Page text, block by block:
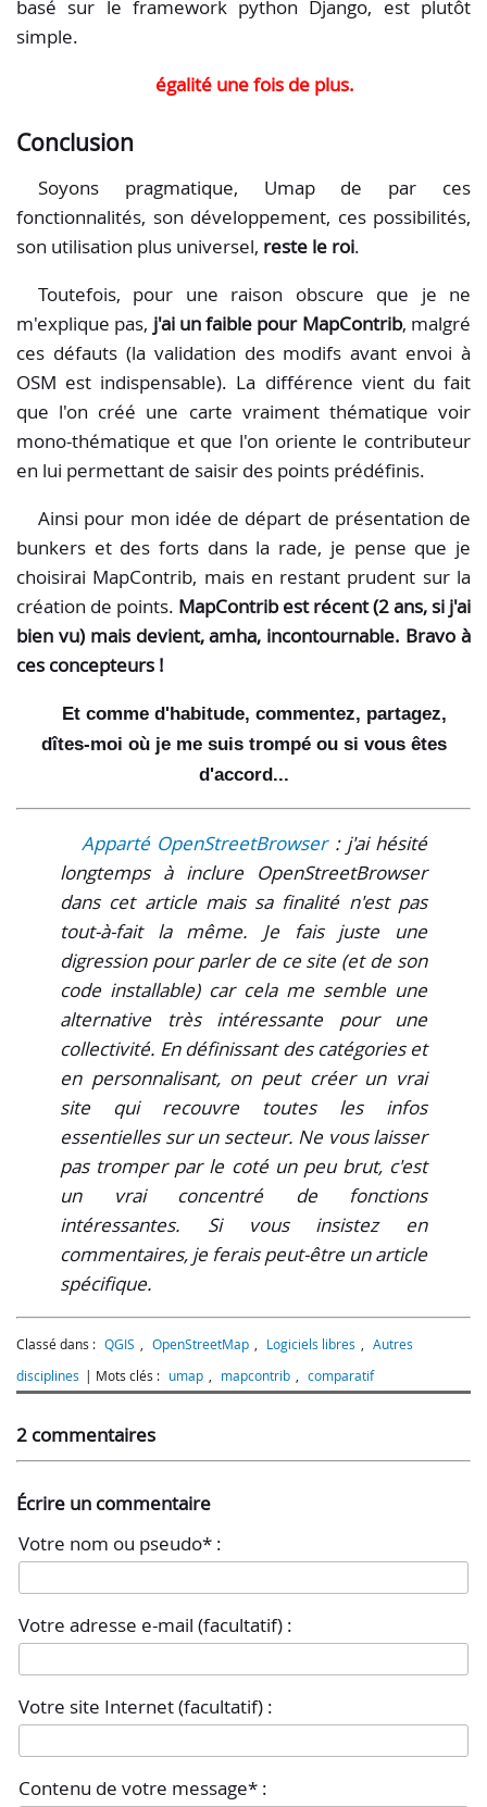
basé sur le framework python Django, est plutôt
simple.
égalité une fois de plus.
Conclusion
Soyons pragmatique, Umap de par ces
fonctionnalités, son développement, ces possibilités,
son utilisation plus universel, reste le roi.
Toutefois, pour une raison obscure que je ne
m'explique pas, j'ai un faible pour MapContrib, malgré
ces défauts (la validation des modifs avant envoi à
OSM est indispensable). La différence vient du fait
que l'on créé une carte vraiment thématique voir
mono-thématique et que l'on oriente le contributeur
en lui permettant de saisir des points prédéfinis.
Ainsi pour mon idée de départ de présentation de
bunkers et des forts dans la rade, je pense que je
choisirai MapContrib, mais en restant prudent sur la
création de points. MapContrib est récent (2 ans, si j'ai
bien vu) mais devient, amha, incontournable. Bravo à
ces concepteurs !
Et comme d'habitude, commentez, partagez,
dîtes-moi où je me suis trompé ou si vous êtes
d'accord...
Apparté OpenStreetBrowser: j'ai hésité
longtemps à inclure OpenStreetBrowser
dans cet article mais sa finalité n'est pas
tout-à-fait la même. Je fais juste une
digression pour parler de ce site (et de son
code installable) car cela me semble une
alternative très intéressante pour une
collectivité. En définissant des catégories et
en personnalisant, on peut créer un vrai
site qui recouvre toutes les infos
essentielles sur un secteur. Ne vous laisser
pas tromper par le coté un peu brut, c'est
un vrai concentré de fonctions
intéressantes. Si vous insistez en
commentaires, je ferais peut-être un article
spécifique.
Classé dans : QGIS , OpenStreetMap , Logiciels libres , Autres
disciplines
Mots clés : umap , mapcontrib , comparatif
2 commentaires
Écrire un commentaire
Votre nom ou pseudo* :
Votre adresse e-mail (facultatif) :
Votre site Internet (facultatif) :
Contenu de votre message* :